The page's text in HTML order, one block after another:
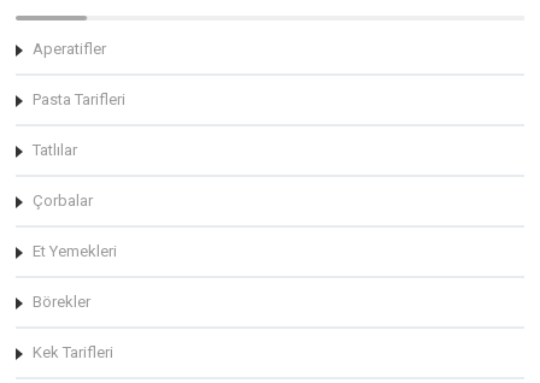
Aperatifler
Pasta Tarifleri
Tatlılar
Çorbalar
Et Yemekleri
Börekler
Kek Tarifleri